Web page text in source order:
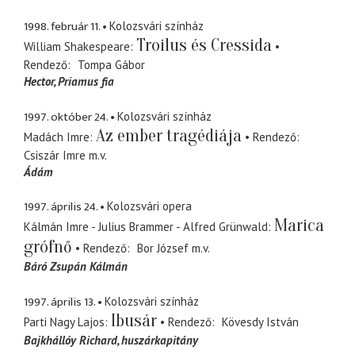
1998. február 11.
Kolozsvári színház
William Shakespeare Troilus és Cressida
Rendező
Tompa Gábor
Hector Priamus fia
1997. október 24.
Kolozsvári színház
Madách Imre Az ember tragédiája
Rendező
Csiszár Imre m.v.
Ádám
1997. április 24.
Kolozsvári opera
Kálmán Imre - Julius Brammer - Alfred Grünwald Marica
grófnő
Rendező Bor József m.v.
Báró Zsupán Kálmán
1997. április 13.
Kolozsvári színház
Parti Nagy Lajos Ibusár Rendező
Kövesdy István
Bajkhállóy Richard huszárkapitány